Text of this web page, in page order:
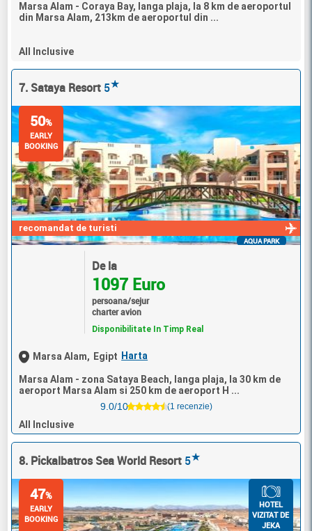
Marsa Alam - Coraya Bay, langa plaja, la 8 km de aeroportul
din Marsa Alam, 213km de aeroportul din ...
All Inclusive
7. Sataya Resort 5★
recomandat de turisti
50%
EARLY
BOOKING
AQUA PARK
De la
1097 Euro
persoana/sejur
charter avion
Disponibilitate In Timp Real
Marsa Alam, Egipt Harta
Marsa Alam - zona Sataya Beach, langa plaja, la 30 km de
aeroport Marsa Alam si 250 km de aeroport H ...
9.0/10
(1 recenzie)
All Inclusive
8. Pickalbatros Sea World Resort 5★
47%
EARLY
BOOKING
HOTEL
VIZITAT DE
JEKA